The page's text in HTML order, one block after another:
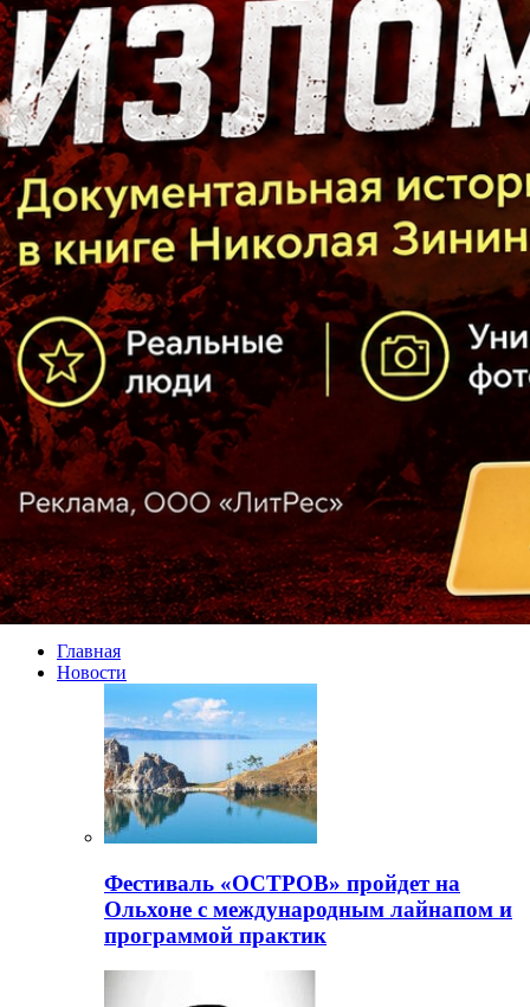
Главная
Новости
Фестиваль «ОСТРОВ» пройдет на
Ольхоне с международным лайнапом и
программой практик